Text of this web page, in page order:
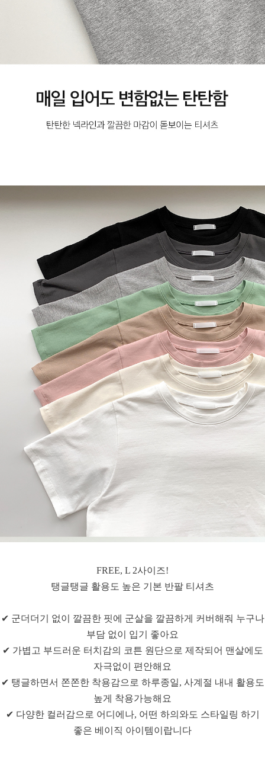
FREE, L 2사이즈!
탱글탱글 활용도 높은 기본 반팔 티셔츠
✔ 군더더기 없이 깔끔한 핏에 군살을 깔끔하게 커버해줘 누구나
부담 없이 입기 좋아요
✔ 가볍고 부드러운 터치감의 코튼 원단으로 제작되어 맨살에도
자극없이 편안해요
✔ 탱글하면서 쫀쫀한 착용감으로 하루종일, 사계절 내내 활용도
높게 착용가능해요
✔ 다양한 컬러감으로 어디에나, 어떤 하의와도 스타일링 하기
좋은 베이직 아이템이랍니다